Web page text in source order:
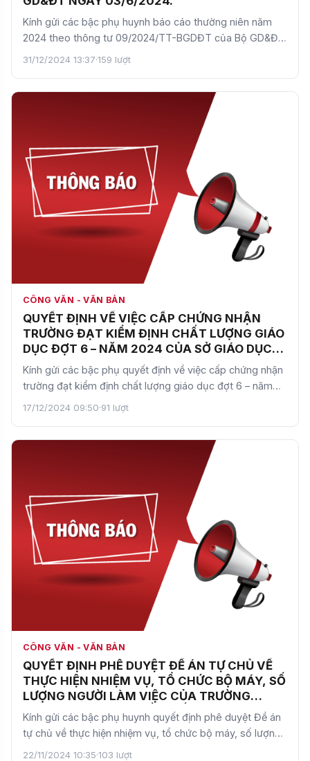
Kính gửi các bậc phụ huynh báo cáo thường niên năm
2024 theo thông tư 09/2024/TT-BGDĐT của Bộ GD&ĐT
ngày 03/6/…
31/12/2024 13:37·159 lượt
CÔNG VĂN - VĂN BẢN
QUYẾT ĐỊNH VỀ VIỆC CẤP CHỨNG NHẬN
TRƯỜNG ĐẠT KIỂM ĐỊNH CHẤT LƯỢNG GIÁO
DỤC ĐỢT 6 – NĂM 2024 CỦA SỞ GIÁO DỤC
VÀ ĐÀO TẠO HÀ NỘI
Kính gửi các bậc phụ quyết định về việc cấp chứng nhận
trường đạt kiểm định chất lượng giáo dục đợt 6 – năm
20…
17/12/2024 09:50·91 lượt
CÔNG VĂN - VĂN BẢN
QUYẾT ĐỊNH PHÊ DUYỆT ĐỀ ÁN TỰ CHỦ VỀ
THỰC HIỆN NHIỆM VỤ, TỔ CHỨC BỘ MÁY, SỐ
LƯỢNG NGƯỜI LÀM VIỆC CỦA TRƯỜNG
TRUNG HỌC CƠ SỞ CẦU GIẤY
Kính gửi các bậc phụ huynh quyết định phê duyệt Đề án
tự chủ về thực hiện nhiệm vụ, tổ chức bộ máy, số lượng
n…
22/11/2024 10:35·103 lượt